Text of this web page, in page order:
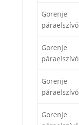
Gorenje
páraelszívó
Gorenje
páraelszívó
Gorenje
páraelszívó
Gorenje